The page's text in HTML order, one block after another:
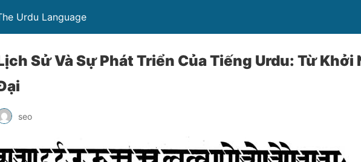
Urdu Language
Sử Và Sự Phát Triển Của Tiếng Urdu: Từ
seo